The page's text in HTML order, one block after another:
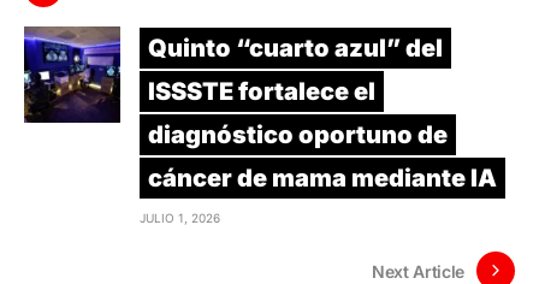
Quinto “cuarto azul” del
ISSSTE fortalece el
diagnóstico oportuno de
cáncer de mama mediante IA
JULIO 1, 2026
Next Article